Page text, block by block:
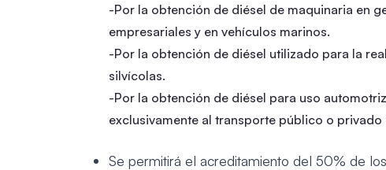
-Por la obtención de diésel de maquinaria en
empresariales y en vehículos marinos.
-Por la obtención de diésel utilizado para la
silvícolas.
-Por la obtención de diésel para uso
exclusivamente al transporte público o
Se permitirá el acreditamiento del 50% de